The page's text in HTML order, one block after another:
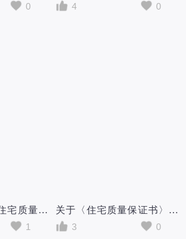
0
4
0
《商品住宅实行住宅质量保证书和住宅使用说明书制度的规定》
1
关于〈住宅质量保证书〉和〈住宅使用说明书〉的有关规定
3
0